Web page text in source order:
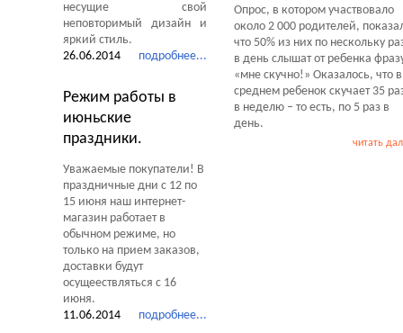
Опрос, в котором участвовало
около 2 000 родителей,
что 50% из них по нескольку
в день слышат от ребенка
«мне скучно!» Оказалось, что в
среднем ребенок скучает 35
в неделю – то есть, по 5 раз в
день.
читать
несущие свой
неповторимый дизайн и
яркий стиль.
подробнее...
26.06.2014
Режим работы в
июньские
праздники.
Уважаемые покупатели! В
праздничные дни с 12 по
15 июня наш интернет-
магазин работает в
обычном режиме, но
только на прием заказов,
доставки будут
осущеествляться с 16
июня.
подробнее...
11.06.2014